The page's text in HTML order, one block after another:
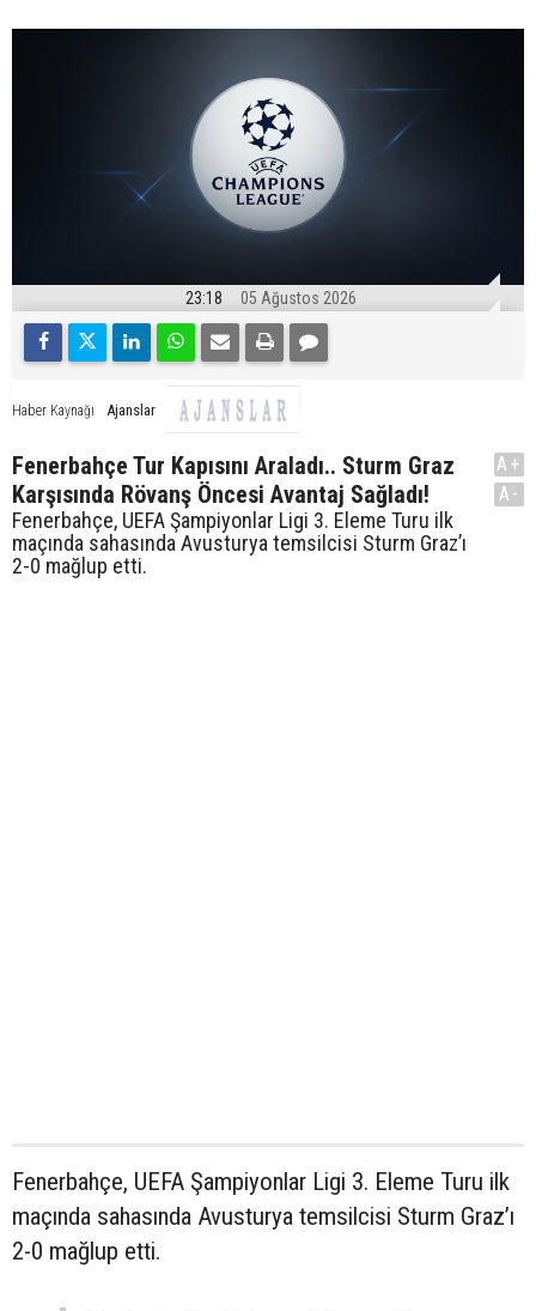
23:18 05 Ağustos 2026
Haber Kaynağı Ajanslar
Fenerbahçe Tur Kapısını Araladı.. Sturm Graz
Karşısında Rövanş Öncesi Avantaj Sağladı!
Fenerbahçe, UEFA Şampiyonlar Ligi 3. Eleme Turu ilk
maçında sahasında Avusturya temsilcisi Sturm Graz’ı
2-0 mağlup etti.
A+
A-
Fenerbahçe, UEFA Şampiyonlar Ligi 3. Eleme Turu ilk
maçında sahasında Avusturya temsilcisi Sturm Graz’ı
2-0 mağlup etti.